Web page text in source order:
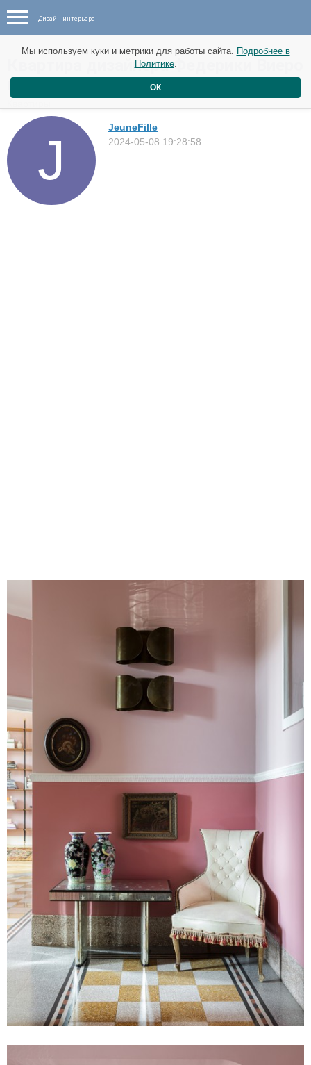
Дизайн интерьера
Квартира дизайнера Федерики Виеро
в Милане
JeuneFille
2024-05-08 19:28:58
Мы используем куки и метрики для работы сайта. Подробнее в
Политике.
ОК